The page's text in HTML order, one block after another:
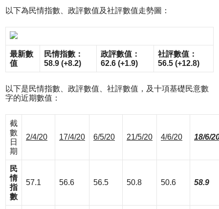
以下為民情指數、政評數值及社評數值走勢圖：
最新數
值
民情指數：
58.9 (+8.2)
政評數值：
62.6 (+1.9)
社評數值：
56.5 (+12.8)
以下是民情指數、政評數值、社評數值，及十項基礎民意數
字的近期數值：
截
數
日
期
2/4/20 17/4/20 6/5/20 21/5/20 4/6/20 18/6/
民
情
指
數
57.1 56.6 56.5 50.8 50.6 58.9